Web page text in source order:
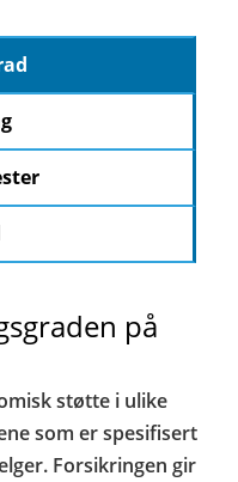
på
støtte i ulike
som er spesifisert
Forsikringen gir